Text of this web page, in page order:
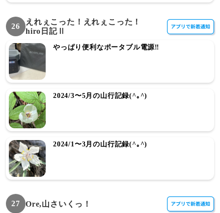
26
えれぇこった！えれぇこった！
hiro日記Ⅱ
やっぱり便利なポータブル電源‼️
2024/3〜5月の山行記録(^｡^)
2024/1〜3月の山行記録(^｡^)
27 Ore,山さいくっ！